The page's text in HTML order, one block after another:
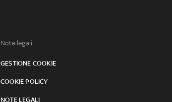
Note legali:
GESTIONE COOKIE
COOKIE POLICY
NOTE LEGALI